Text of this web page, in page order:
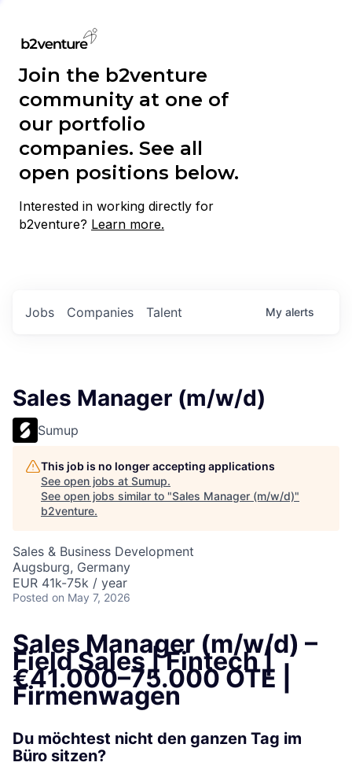
Join the b2venture
community at one of
our portfolio
companies. See all
open positions below.
Interested in working directly for
b2venture? Learn more.
Jobs Companies Talent My alerts
Sales Manager (m/w/d)
Sumup
This job is no longer accepting applications
See open jobs at Sumup.
See open jobs similar to "Sales Manager (m/w/d)"
b2venture.
Sales & Business Development
Augsburg, Germany
EUR 41k-75k / year
Posted on May 7, 2026
Sales Manager (m/w/d) –
Field Sales | Fintech |
€41.000–75.000 OTE |
Firmenwagen
Du möchtest nicht den ganzen Tag im
Büro sitzen?